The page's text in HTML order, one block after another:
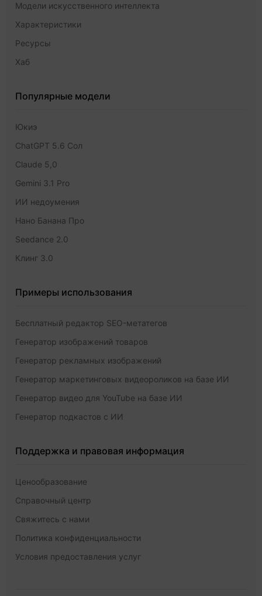
Модели искусственного интеллекта
Характеристики
Ресурсы
Хаб
Популярные модели
Юкиэ
ChatGPT 5.6 Сол
Claude 5,0
Gemini 3.1 Pro
ИИ недоумения
Нано Банана Про
Seedance 2.0
Клинг 3.0
Примеры использования
Бесплатный редактор SEO-метатегов
Генератор изображений товаров
Генератор рекламных изображений
Генератор маркетинговых видеороликов на базе ИИ
Генератор видео для YouTube на базе ИИ
Генератор подкастов с ИИ
Поддержка и правовая информация
Ценообразование
Справочный центр
Свяжитесь с нами
Политика конфиденциальности
Условия предоставления услуг